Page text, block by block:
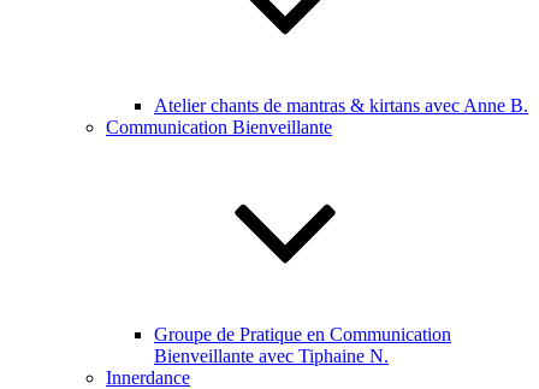
Atelier chants de mantras & kirtans avec Anne B.
Communication Bienveillante
Groupe de Pratique en Communication
Bienveillante avec Tiphaine N.
Innerdance